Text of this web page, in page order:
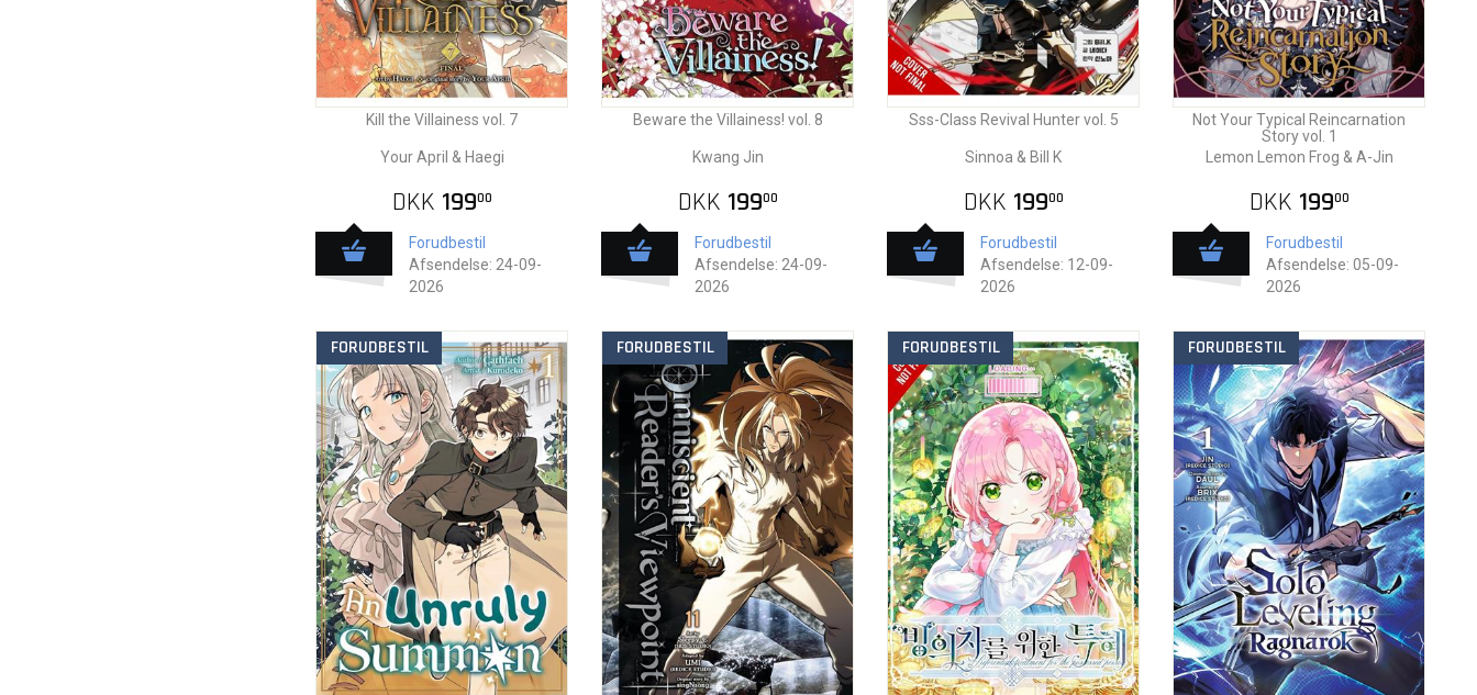
Kill the Villainess vol. 7
Your April & Haegi
DKK 19900
Forudbestil
Afsendelse: 24-09-
2026
Beware the Villainess! vol. 8
Kwang Jin
DKK 19900
Forudbestil
Afsendelse: 24-09-
2026
Sss-Class Revival Hunter vol. 5
Sinnoa & Bill K
DKK 19900
Forudbestil
Afsendelse: 12-09-
2026
Not Your Typical Reincarnation
Story vol. 1
Lemon Lemon Frog & A-Jin
DKK 19900
Forudbestil
Afsendelse: 05-09-
2026
FORUDBESTIL FORUDBESTIL FORUDBESTIL FORUDBESTIL